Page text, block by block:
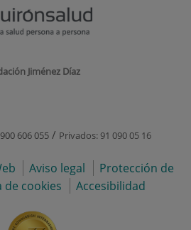
Jiménez Díaz
606 055 / Privados: 91 090 05 16
Aviso legal
Protección de
de cookies Accesibilidad